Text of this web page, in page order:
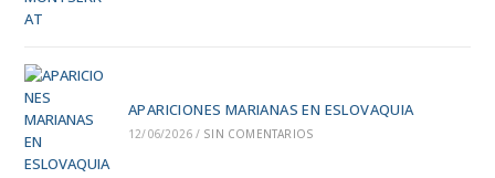
APARICIONES MARIANAS EN ESLOVAQUIA
12/06/2026 / SIN COMENTARIOS